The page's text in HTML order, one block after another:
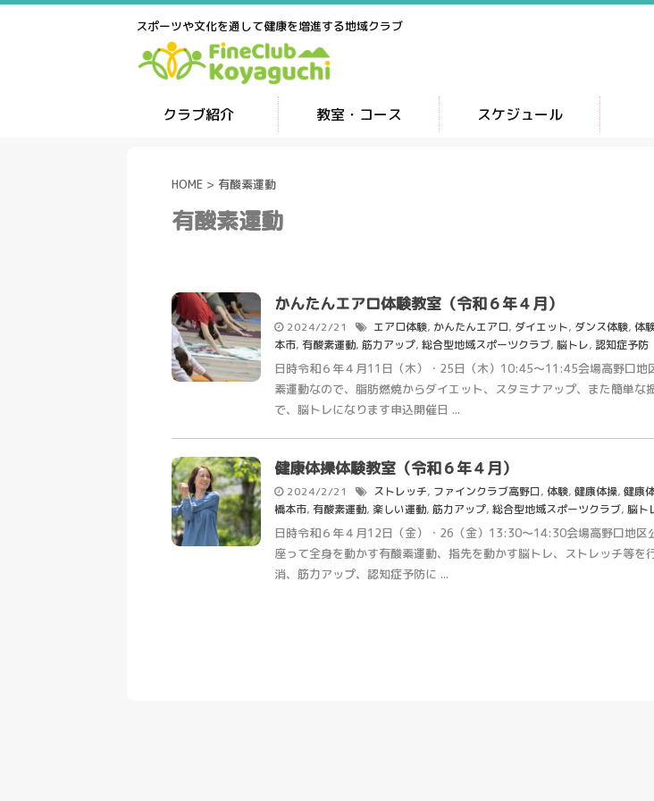
スポーツや文化を通して健康を増進する地域クラブ
クラブ紹介 教室・コース スケジュール
HOME > 有酸素運動
有酸素運動
かんたんエアロ体験教室（令和６年４月）
2024/2/21 エアロ体験, かんたんエアロ, ダイエット, ダンス体験, 体
本市, 有酸素運動, 筋力アップ, 総合型地域スポーツクラブ, 脳トレ, 認知症予防
日時令和６年４月11日（木）・25日（木）10:45～11:45会場高野口地
素運動なので、脂肪燃焼からダイエット、スタミナアップ、また簡単な
で、脳トレになります申込開催日 ...
健康体操体験教室（令和６年４月）
2024/2/21 ストレッチ, ファインクラブ高野口, 体験, 健康体操, 健康
橋本市, 有酸素運動, 楽しい運動, 筋力アップ, 総合型地域スポーツクラブ, 脳ト
日時令和６年４月12日（金）・26（金）13:30～14:30会場高野口地区
座って全身を動かす有酸素運動、指先を動かす脳トレ、ストレッチ等を
消、筋力アップ、認知症予防に ...